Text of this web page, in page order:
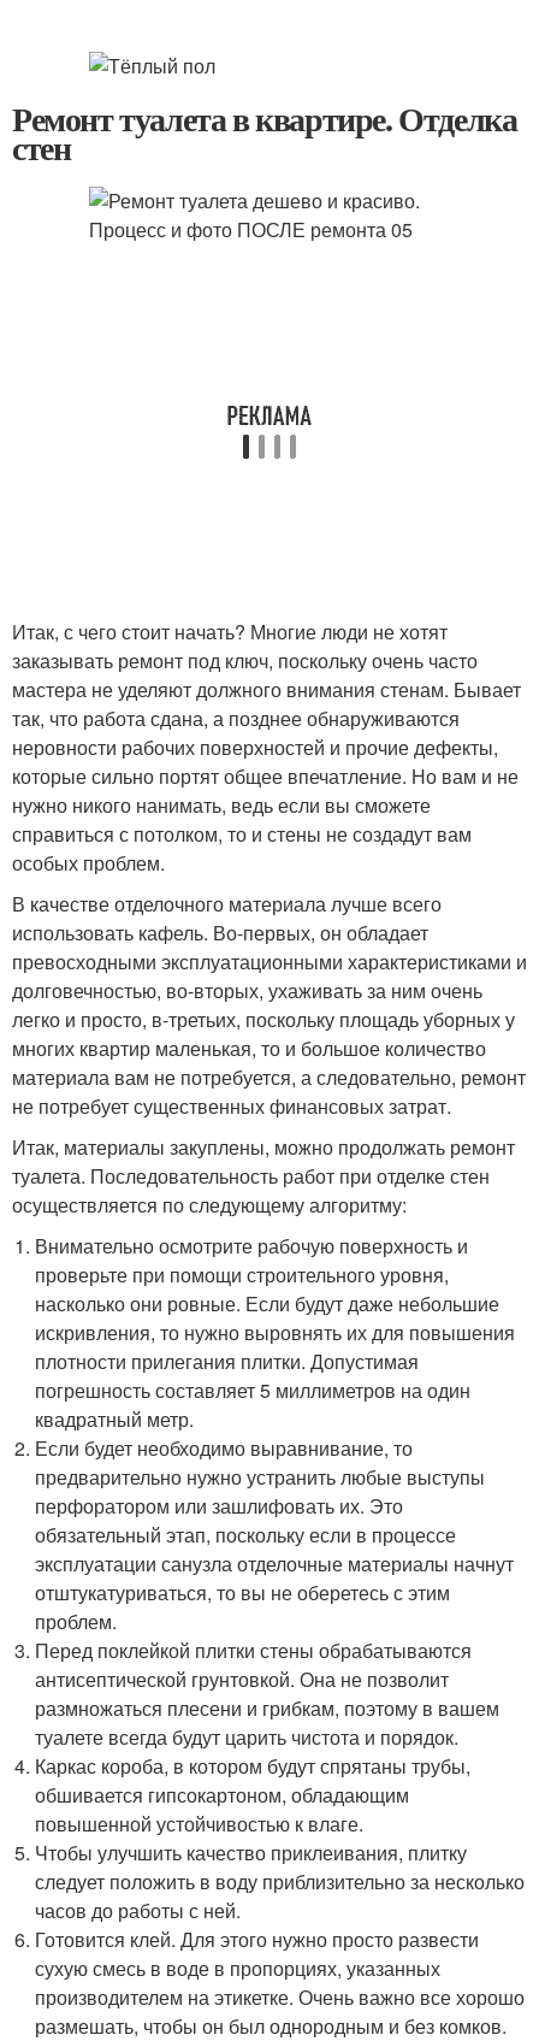
Ремонт туалета в квартире. Отделка
стен
Итак, с чего стоит начать? Многие люди не хотят
заказывать ремонт под ключ, поскольку очень часто
мастера не уделяют должного внимания стенам. Бывает
так, что работа сдана, а позднее обнаруживаются
неровности рабочих поверхностей и прочие дефекты,
которые сильно портят общее впечатление. Но вам и не
нужно никого нанимать, ведь если вы сможете
справиться с потолком, то и стены не создадут вам
особых проблем.
В качестве отделочного материала лучше всего
использовать кафель. Во-первых, он обладает
превосходными эксплуатационными характеристиками и
долговечностью, во-вторых, ухаживать за ним очень
легко и просто, в-третьих, поскольку площадь уборных у
многих квартир маленькая, то и большое количество
материала вам не потребуется, а следовательно, ремонт
не потребует существенных финансовых затрат.
Итак, материалы закуплены, можно продолжать ремонт
туалета. Последовательность работ при отделке стен
осуществляется по следующему алгоритму:
Внимательно осмотрите рабочую поверхность и
проверьте при помощи строительного уровня,
насколько они ровные. Если будут даже небольшие
искривления, то нужно выровнять их для повышения
плотности прилегания плитки. Допустимая
погрешность составляет 5 миллиметров на один
квадратный метр.
Если будет необходимо выравнивание, то
предварительно нужно устранить любые выступы
перфоратором или зашлифовать их. Это
обязательный этап, поскольку если в процессе
эксплуатации санузла отделочные материалы начнут
отштукатуриваться, то вы не оберетесь с этим
проблем.
Перед поклейкой плитки стены обрабатываются
антисептической грунтовкой. Она не позволит
размножаться плесени и грибкам, поэтому в вашем
туалете всегда будут царить чистота и порядок.
Каркас короба, в котором будут спрятаны трубы,
обшивается гипсокартоном, обладающим
повышенной устойчивостью к влаге.
Чтобы улучшить качество приклеивания, плитку
следует положить в воду приблизительно за несколько
часов до работы с ней.
Готовится клей. Для этого нужно просто развести
сухую смесь в воде в пропорциях, указанных
производителем на этикетке. Очень важно все хорошо
размешать, чтобы он был однородным и без комков.